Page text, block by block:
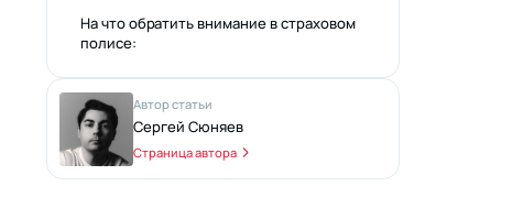
На что обратить внимание в страховом
полисе:
Авторстатьи
Сергей Сюняев
Страница автора